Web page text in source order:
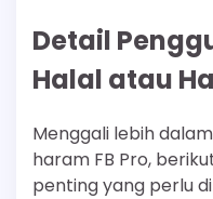
Detail
Halal atau
Menggali lebih
haram FB Pro,
penting yang perlu